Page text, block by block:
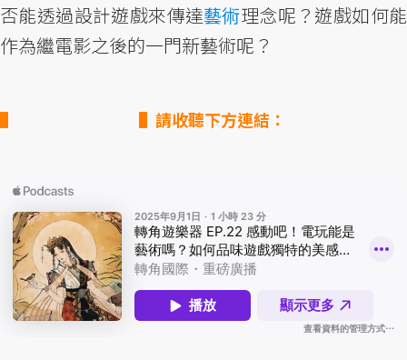
否能透過設計遊戲來傳達藝術理念呢？遊戲如何能
作為繼電影之後的一門新藝術呢？
▌請收聽下方連結：